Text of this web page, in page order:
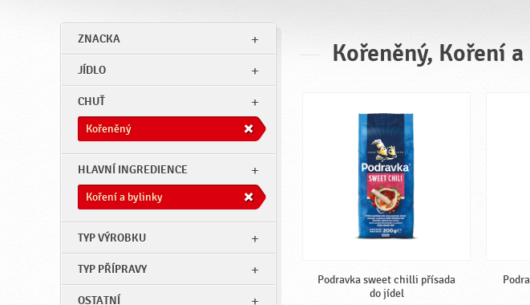
Română
Deutsch
ZNACKA
JÍDLO
CHUŤ
Kořeněný
HLAVNÍ INGREDIENCE
Koření a bylinky
TYP VÝROBKU
TYP PŘÍPRAVY
OSTATNÍ
Kořeněný, Koření
Podravka sweet chilli přísada
do jídel